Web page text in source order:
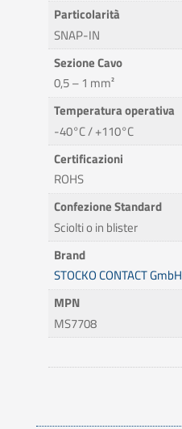
Particolarità
SNAP-IN
Sezione Cavo
0,5 – 1 mm²
Temperatura operativa
-40°C / +110°C
Certificazioni
ROHS
Confezione Standard
Sciolti o in blister
Brand
STOCKO CONTACT GmbH
MPN
MS7708